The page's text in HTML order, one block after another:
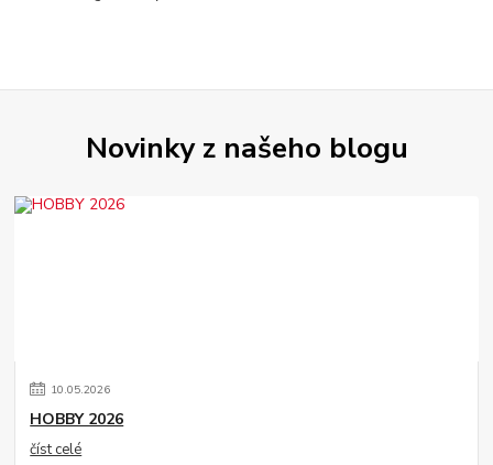
Novinky z našeho blogu
10.05.2026
HOBBY 2026
číst celé